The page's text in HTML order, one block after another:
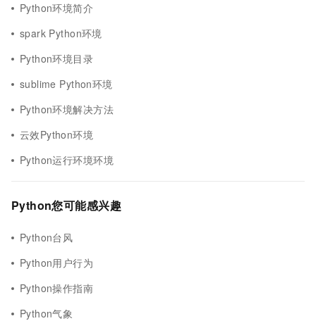
Python环境简介
spark Python环境
Python环境目录
sublime Python环境
Python环境解决方法
云效Python环境
Python运行环境环境
Python您可能感兴趣
Python台风
Python用户行为
Python操作指南
Python气象